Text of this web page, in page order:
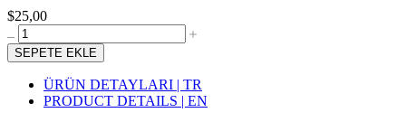
$25,00
SEPETE EKLE
ÜRÜN DETAYLARI | TR
PRODUCT DETAILS | EN